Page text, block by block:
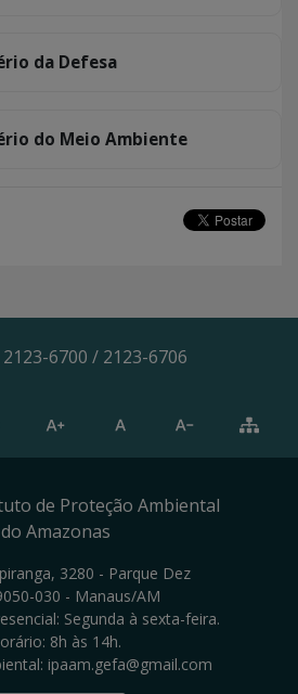
da Defesa
do Meio Ambiente
6700 / 2123-6706
de Proteção Ambiental
do Amazonas
3280 - Parque Dez
030 - Manaus/AM
Segunda à sexta-feira.
8h às 14h.
ipaam.gefa@gmail.com